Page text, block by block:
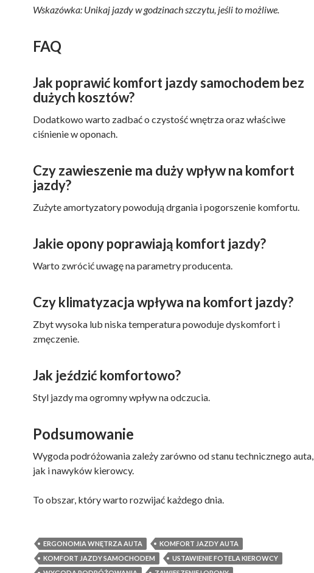
Wskazówka: Unikaj jazdy w godzinach szczytu, jeśli to możliwe.
FAQ
Jak poprawić komfort jazdy samochodem bez
dużych kosztów?
Dodatkowo warto zadbać o czystość wnętrza oraz właściwe
ciśnienie w oponach.
Czy zawieszenie ma duży wpływ na komfort
jazdy?
Zużyte amortyzatory powodują drgania i pogorszenie komfortu.
Jakie opony poprawiają komfort jazdy?
Warto zwrócić uwagę na parametry producenta.
Czy klimatyzacja wpływa na komfort jazdy?
Zbyt wysoka lub niska temperatura powoduje dyskomfort i
zmęczenie.
Jak jeździć komfortowo?
Styl jazdy ma ogromny wpływ na odczucia.
Podsumowanie
Wygoda podróżowania zależy zarówno od stanu technicznego auta,
jak i nawyków kierowcy.
To obszar, który warto rozwijać każdego dnia.
ERGONOMIA WNĘTRZA AUTA
KOMFORT JAZDY AUTA
KOMFORT JAZDY SAMOCHODEM
USTAWIENIE FOTELA KIEROWCY